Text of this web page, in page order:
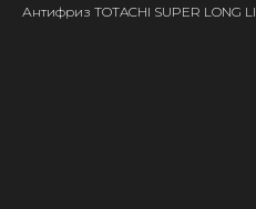
Антифриз TOTACHI SUPER LONG